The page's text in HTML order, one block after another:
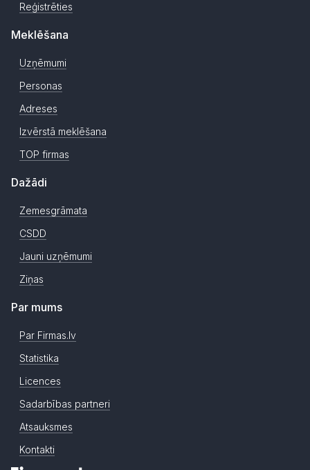
Reģistrēties
Meklēšana
Uzņēmumi
Personas
Adreses
Izvērstā meklēšana
TOP firmas
Dažādi
Zemesgrāmata
CSDD
Jauni uzņēmumi
Ziņas
Par mums
Par Firmas.lv
Statistika
Licences
Sadarbības partneri
Atsauksmes
Kontakti